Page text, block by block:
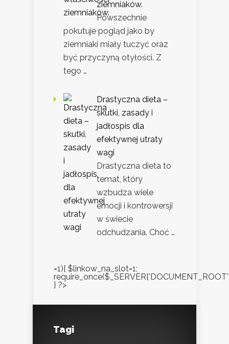
ziemniaków.
Powszechnie
pokutuje pogląd jako by
ziemniaki miały tuczyć oraz
być przyczyną otyłości. Z
tego …
Drastyczna dieta –
skutki, zasady i
jadłospis dla
efektywnej utraty
wagi
Drastyczna dieta to
temat, który
wzbudza wiele
emocji i kontrowersji
w świecie
odchudzania. Choć …
=1){ $linkow_na_slot=1;
} ?>
Tagi